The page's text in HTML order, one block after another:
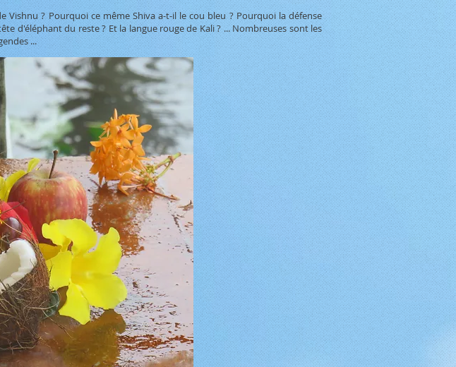
? Pourquoi ce même Shiva a-t-il le cou bleu ? Pourquoi la défense
d'éléphant du reste ? Et la langue rouge de Kali ? ... Nombreuses sont les
...